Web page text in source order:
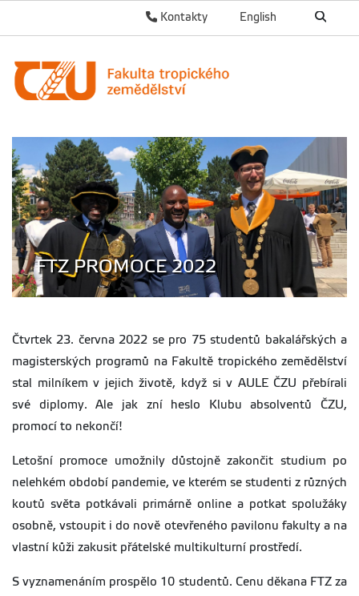
English
Kontakty
FTZ PROMOCE 2022
Čtvrtek 23. června 2022 se pro 75 studentů bakalářských a
magisterských programů na Fakultě tropického zemědělství
stal milníkem v jejich životě, když si v AULE ČZU přebírali
své diplomy. Ale jak zní heslo Klubu absolventů ČZU,
promocí to nekončí!
Letošní promoce umožnily důstojně zakončit studium po
nelehkém období pandemie, ve kterém se studenti z různých
koutů světa potkávali primárně online a potkat spolužáky
osobně, vstoupit i do nově otevřeného pavilonu fakulty a na
vlastní kůži zakusit přátelské multikulturní prostředí.
S vyznamenáním prospělo 10 studentů. Cenu děkana FTZ za